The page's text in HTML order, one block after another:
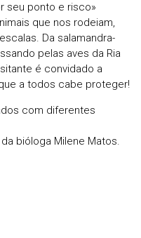
seu ponto e risco»
que nos rodeiam,
Da salamandra-
pelas aves da Ria
é convidado a
a todos cabe proteger!
com diferentes
bióloga Milene Matos.